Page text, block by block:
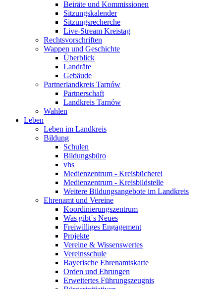
Beiräte und Kommissionen
Sitzungskalender
Sitzungsrecherche
Live-Stream Kreistag
Rechtsvorschriften
Wappen und Geschichte
Überblick
Landräte
Gebäude
Partnerlandkreis Tarnów
Partnerschaft
Landkreis Tarnów
Wahlen
Leben
Leben im Landkreis
Bildung
Schulen
Bildungsbüro
vhs
Medienzentrum - Kreisbücherei
Medienzentrum - Kreisbildstelle
Weitere Bildungsangebote im Landkreis
Ehrenamt und Vereine
Koordinierungszentrum
Was gibt´s Neues
Freiwilliges Engagement
Projekte
Vereine & Wissenswertes
Vereinsschule
Bayerische Ehrenamtskarte
Orden und Ehrungen
Erweitertes Führungszeugnis